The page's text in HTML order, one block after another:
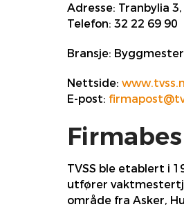
Adresse: Tranbylia
Telefon: 32 22 69 90
Bransje:
Nettside:
E-post:
TVSS ble etablert i
utfører
område fra Asker,